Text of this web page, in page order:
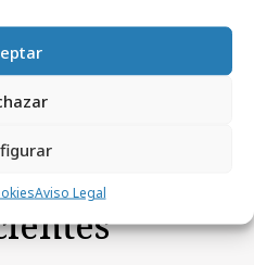
Aviso Legal
su red